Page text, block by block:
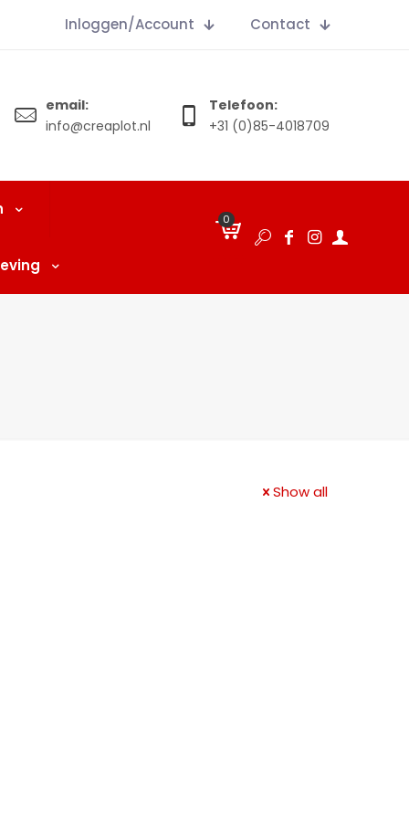
Inloggen/Account Contact
email:
info@creaplot.nl
Telefoon:
+31 (0)85-4018709
0
Show all